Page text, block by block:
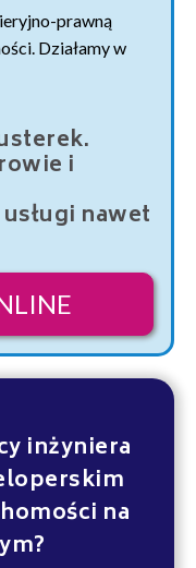
prawną
Działamy w
i
nawet
inżyniera
na